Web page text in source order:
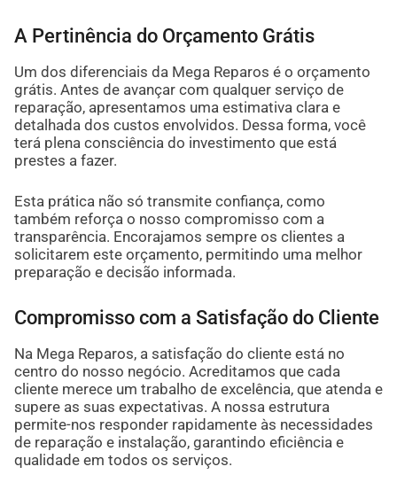
A Pertinência do Orçamento Grátis
Um dos diferenciais da Mega Reparos é o orçamento
grátis. Antes de avançar com qualquer serviço de
reparação, apresentamos uma estimativa clara e
detalhada dos custos envolvidos. Dessa forma, você
terá plena consciência do investimento que está
prestes a fazer.
Esta prática não só transmite confiança, como
também reforça o nosso compromisso com a
transparência. Encorajamos sempre os clientes a
solicitarem este orçamento, permitindo uma melhor
preparação e decisão informada.
Compromisso com a Satisfação do Cliente
Na Mega Reparos, a satisfação do cliente está no
centro do nosso negócio. Acreditamos que cada
cliente merece um trabalho de excelência, que atenda e
supere as suas expectativas. A nossa estrutura
permite-nos responder rapidamente às necessidades
de reparação e instalação, garantindo eficiência e
qualidade em todos os serviços.